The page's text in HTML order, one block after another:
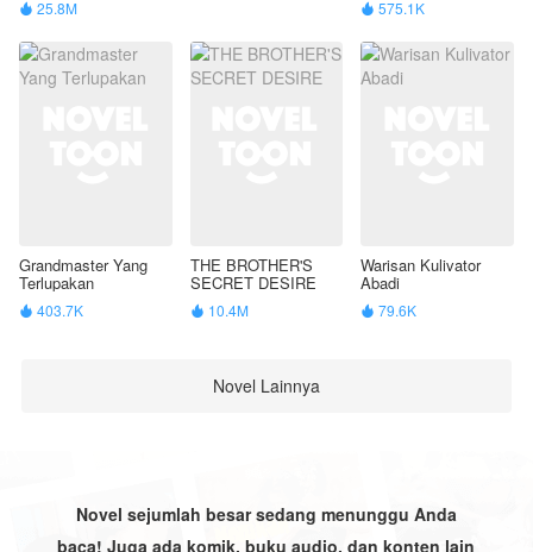
 25.8M  575.1K
Grandmaster Yang
Terlupakan
 403.7K
THE BROTHER'S
SECRET DESIRE
 10.4M
Warisan Kulivator
Abadi
 79.6K
Novel Lainnya
Novel sejumlah besar sedang menunggu Anda
baca! Juga ada komik, buku audio, dan konten lain